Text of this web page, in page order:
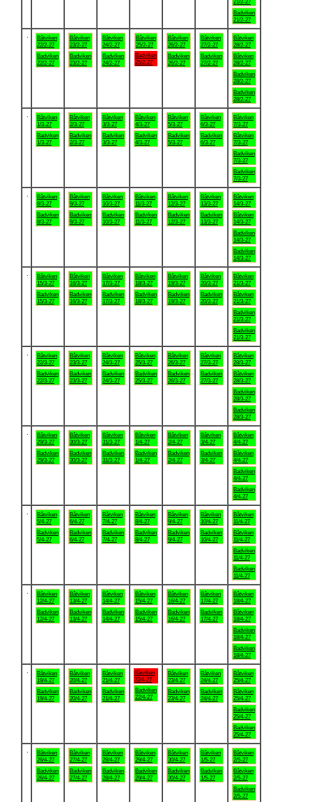
21/2-27
Badviken
21/2-27
Båtviken
22/2-27
Badviken
22/2-27
Båtviken
23/2-27
Badviken
23/2-27
Båtviken
24/2-27
Badviken
24/2-27
Båtviken
25/2-27
Badviken
25/2-27
Båtviken
26/2-27
Badviken
26/2-27
Båtviken
27/2-27
Badviken
27/2-27
Båtviken
28/2-27
Båtviken
28/2-27
Badviken
28/2-27
Badviken
28/2-27
Båtviken
1/3-27
Badviken
1/3-27
Båtviken
2/3-27
Badviken
2/3-27
Båtviken
3/3-27
Badviken
3/3-27
Båtviken
4/3-27
Badviken
4/3-27
Båtviken
5/3-27
Badviken
5/3-27
Båtviken
6/3-27
Badviken
6/3-27
Båtviken
7/3-27
Båtviken
7/3-27
Badviken
7/3-27
Badviken
7/3-27
Båtviken
8/3-27
Badviken
8/3-27
Båtviken
9/3-27
Badviken
9/3-27
Båtviken
10/3-27
Badviken
10/3-27
Båtviken
11/3-27
Badviken
11/3-27
Båtviken
12/3-27
Badviken
12/3-27
Båtviken
13/3-27
Badviken
13/3-27
Båtviken
14/3-27
Båtviken
14/3-27
Badviken
14/3-27
Badviken
14/3-27
Båtviken
15/3-27
Badviken
15/3-27
Båtviken
16/3-27
Badviken
16/3-27
Båtviken
17/3-27
Badviken
17/3-27
Båtviken
18/3-27
Badviken
18/3-27
Båtviken
19/3-27
Badviken
19/3-27
Båtviken
20/3-27
Badviken
20/3-27
Båtviken
21/3-27
Båtviken
21/3-27
Badviken
21/3-27
Badviken
21/3-27
Båtviken
22/3-27
Badviken
22/3-27
Båtviken
23/3-27
Badviken
23/3-27
Båtviken
24/3-27
Badviken
24/3-27
Båtviken
25/3-27
Badviken
25/3-27
Båtviken
26/3-27
Badviken
26/3-27
Båtviken
27/3-27
Badviken
27/3-27
Båtviken
28/3-27
Båtviken
28/3-27
Badviken
28/3-27
Badviken
28/3-27
Båtviken
29/3-27
Badviken
29/3-27
Båtviken
30/3-27
Badviken
30/3-27
Båtviken
31/3-27
Badviken
31/3-27
Båtviken
1/4-27
Badviken
1/4-27
Båtviken
2/4-27
Badviken
2/4-27
Båtviken
3/4-27
Badviken
3/4-27
Båtviken
4/4-27
Båtviken
4/4-27
Badviken
4/4-27
Badviken
4/4-27
Båtviken
5/4-27
Badviken
5/4-27
Båtviken
6/4-27
Badviken
6/4-27
Båtviken
7/4-27
Badviken
7/4-27
Båtviken
8/4-27
Badviken
8/4-27
Båtviken
9/4-27
Badviken
9/4-27
Båtviken
10/4-27
Badviken
10/4-27
Båtviken
11/4-27
Båtviken
11/4-27
Badviken
11/4-27
Badviken
11/4-27
Båtviken
12/4-27
Badviken
12/4-27
Båtviken
13/4-27
Badviken
13/4-27
Båtviken
14/4-27
Badviken
14/4-27
Båtviken
15/4-27
Badviken
15/4-27
Båtviken
16/4-27
Badviken
16/4-27
Båtviken
17/4-27
Badviken
17/4-27
Båtviken
18/4-27
Båtviken
18/4-27
Badviken
18/4-27
Badviken
18/4-27
Båtviken
19/4-27
Badviken
19/4-27
Båtviken
20/4-27
Badviken
20/4-27
Båtviken
21/4-27
Badviken
21/4-27
Båtviken
22/4-27
Badviken
22/4-27
Båtviken
23/4-27
Badviken
23/4-27
Båtviken
24/4-27
Badviken
24/4-27
Båtviken
25/4-27
Båtviken
25/4-27
Badviken
25/4-27
Badviken
25/4-27
Båtviken
26/4-27
Badviken
26/4-27
Båtviken
27/4-27
Badviken
27/4-27
Båtviken
28/4-27
Badviken
28/4-27
Båtviken
29/4-27
Badviken
29/4-27
Båtviken
30/4-27
Badviken
30/4-27
Båtviken
1/5-27
Badviken
1/5-27
Båtviken
2/5-27
Båtviken
2/5-27
Badviken
2/5-27